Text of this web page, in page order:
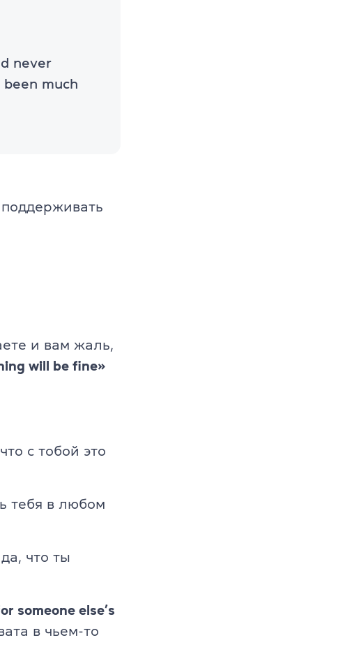
never
much
и вам жаль,
will be fine»
с тобой это
тебя в любом
что ты
someone else’s
в чьем-то